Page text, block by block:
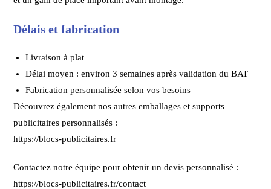
Délais et fabrication
Livraison à plat
Délai moyen : environ 3 semaines après validation du BAT
Fabrication personnalisée selon vos besoins
Découvrez également nos autres emballages et supports
publicitaires personnalisés :
https://blocs-publicitaires.fr
Contactez notre équipe pour obtenir un devis personnalisé :
https://blocs-publicitaires.fr/contact